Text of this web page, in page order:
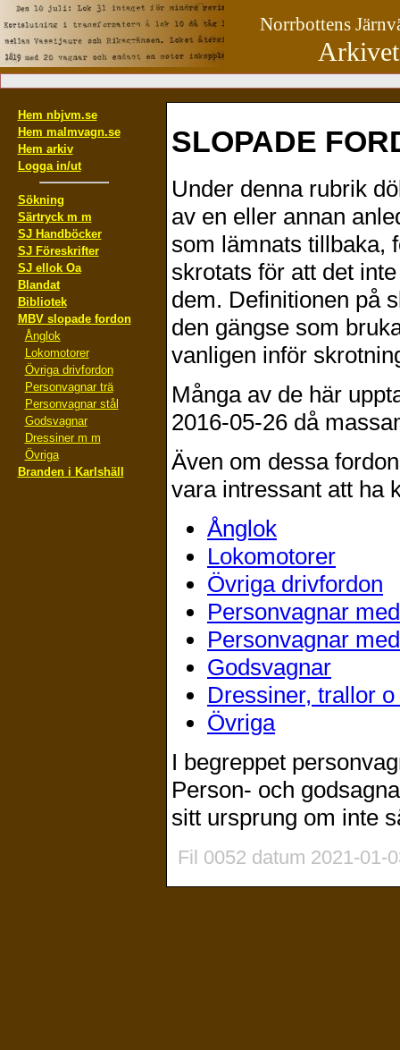
Norrbottens
Hem nbjvm.se
Hem malmvagn.se
Hem arkiv
Logga in/ut
Sökning
Särtryck m m
SJ Handböcker
SJ Föreskrifter
SJ ellok Oa
Blandat
Bibliotek
MBV slopade fordon
Ånglok
Lokomotorer
Övriga drivfordon
Personvagnar trä
Personvagnar stål
Godsvagnar
Dressiner m m
Övriga
Branden i Karlshäll
SLOPADE
Under denna rubrik
av en eller annan
som lämnats tillbaka,
skrotats för att det
dem. Definitionen på
den gängse som
vanligen inför
Många av de här
2016-05-26 då
Även om dessa
vara intressant att ha
Ånglok
Lokomotorer
Övriga drivfordon
Personvagnar
Personvagnar
Godsvagnar
Dressiner, trallor o
Övriga
I begreppet
Person- och
sitt ursprung om inte
Fil 0052 datum 2021-01-